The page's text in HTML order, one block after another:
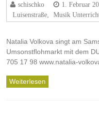
schischko 1. Februar
Luisenstraße
Musik
Natalia Volkova singt am
Umsonstflohmarkt mit dem
705 17 98 www.natalia-
Weiterlesen